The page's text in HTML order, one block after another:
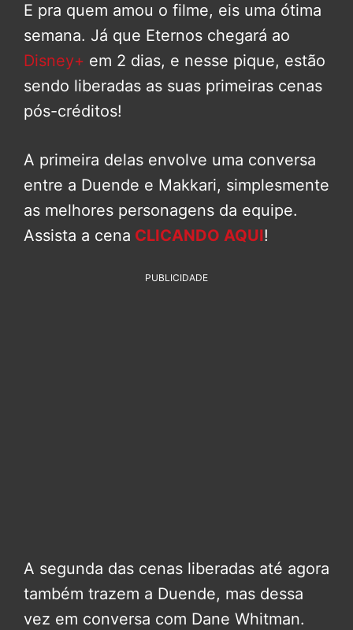
E pra quem amou o filme, eis uma ótima
semana. Já que Eternos chegará ao
Disney+ em 2 dias, e nesse pique, estão
sendo liberadas as suas primeiras cenas
pós-créditos!
A primeira delas envolve uma conversa
entre a Duende e Makkari, simplesmente
as melhores personagens da equipe.
Assista a cena CLICANDO AQUI!
PUBLICIDADE
A segunda das cenas liberadas até agora
também trazem a Duende, mas dessa
vez em conversa com Dane Whitman.